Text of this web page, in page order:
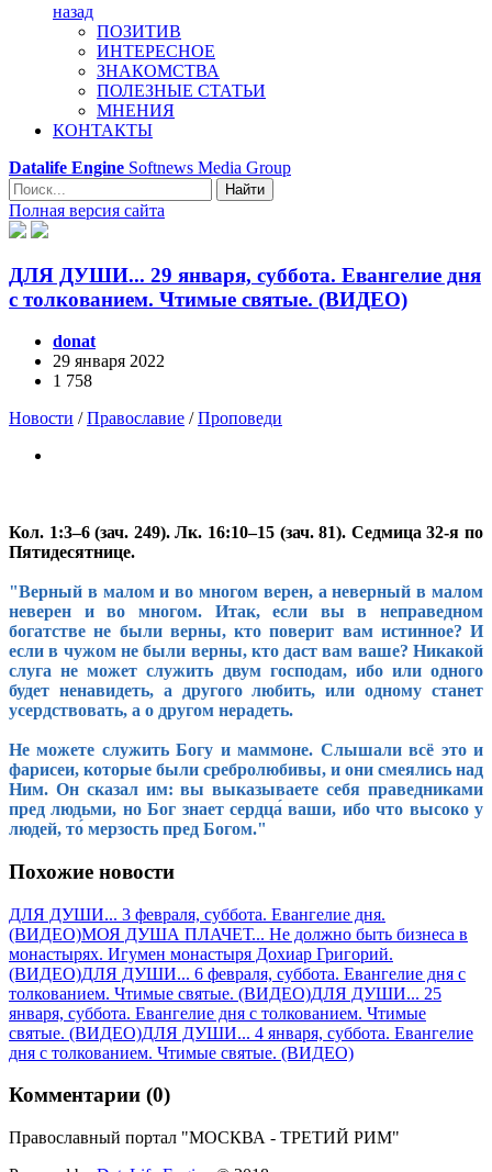
назад
ПОЗИТИВ
ИНТЕРЕСНОЕ
ЗНАКОМСТВА
ПОЛЕЗНЫЕ СТАТЬИ
МНЕНИЯ
КОНТАКТЫ
Datalife Engine Softnews Media Group
Найти
Полная версия сайта
ДЛЯ ДУШИ... 29 января, суббота. Евангелие дня
с толкованием. Чтимые святые. (ВИДЕО)
donat
29 января 2022
1 758
Новости /Православие /Проповеди
Кол. 1:3–6 (зач. 249). Лк. 16:10–15 (зач. 81). Седмица 32-я по
Пятидесятнице.
"Верный в малом и во многом верен, а неверный в малом
неверен и во многом. Итак, если вы в неправедном
богатстве не были верны, кто поверит вам истинное? И
если в чужом не были верны, кто даст вам ваше? Никакой
слуга не может служить двум господам, ибо или одного
будет ненавидеть, а другого любить, или одному станет
усердствовать, а о другом нерадеть.
Не можете служить Богу и маммоне. Слышали всё это и
фарисеи, которые были сребролюбивы, и они смеялись над
Ним. Он сказал им: вы выказываете себя праведниками
пред людьми, но Бог знает сердца́ ваши, ибо что высоко у
людей, то́ мерзость пред Богом."
Похожие новости
ДЛЯ ДУШИ... 3 февраля, суббота. Евангелие дня.
(ВИДЕО)МОЯ ДУША ПЛАЧЕТ... Не должно быть бизнеса в
монастырях. Игумен монастыря Дохиар Григорий.
(ВИДЕО)ДЛЯ ДУШИ... 6 февраля, суббота. Евангелие дня с
толкованием. Чтимые святые. (ВИДЕО)ДЛЯ ДУШИ... 25
января, суббота. Евангелие дня с толкованием. Чтимые
святые. (ВИДЕО)ДЛЯ ДУШИ... 4 января, суббота. Евангелие
дня с толкованием. Чтимые святые. (ВИДЕО)
Комментарии (0)
Православный портал "МОСКВА - ТРЕТИЙ РИМ"